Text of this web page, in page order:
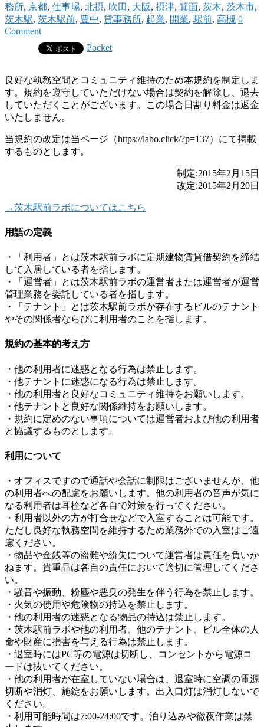
務所, 京都, 仕事場, 北摂, 吹田 , 大阪, 摂津, 箕面, 茨木, 茨木市,
茨木駅, 茨木駅前, 豊中, 貸事務所, 起業, 開業, 駅前, 高槻 0
Comment
Pocket
良好な執務空間とコミュニティ維持のため本規約を制定しま
す。規約を遵守していただけない場合は契約を解除し、退去
していただくことがございます。この場合日割り料金は返金
いたしません。
当規約の改定は当ページ（https://labo.click/?p=137）にて掲載
するものとします。
制定:2015年2月15日
改定:2015年2月20日
→茨木駅前ラボについてはこちら
用語の定義
・「利用者」とは茨木駅前ラボに定期建物賃貸借契約を締結
して入居している者を指します。
・「運営者」とは茨木駅前ラボの運営者または運営者が運営
管理業務を委託している者を指します。
・「テナント」とは茨木駅前ラボが存在するビルのテナント
やその関係者ならびに利用者のことを指します。
規約の基本的考え方
・他の利用者に迷惑となる行為は禁止します。
・他テナントに迷惑になる行為は禁止します。
・他の利用者と良好なコミュニティ維持をお願いします。
・他テナントと良好な関係維持をお願いします。
・規約に定めのない事項については運営者および他の利用者
と協議するものとします。
利用について
・オフィスですので通話や会話に制限はございませんが、他
の利用者への配慮をお願いします。他の利用者の音声が気に
なる利用者は耳栓など各自で対策を行ってください。
・利用者以外の方が打合せなどで入室することは可能です。
ただし良好な執務空間を維持するため業務外での入室はご遠
慮ください。
・物品や金銭等の盗難や紛失について運営者は責任を負いか
ねます。貴重品は各自の責任において適切に管理してくださ
い。
・騒音や振動、粉塵や悪臭の発生を伴う行為を禁止します。
・火気の使用や危険物の持込を禁止します。
・他の利用者の迷惑となる物品の持込は禁止します。
・茨木駅前ラボや他の利用者、他のテナント、ビル全体の人
命や財産に損害を与える行為は禁止します。
・退室時にはPC等の電源は切断し、コンセントから電源コ
ードは抜いてください。
・他の利用者が在室していない場合は、退室時に空調の電源
切断や消灯、施錠をお願いします。出入口灯は消灯しないで
ください。
・利用可能時間は7:00-24:00です。泊り込みや徹夜作業は禁